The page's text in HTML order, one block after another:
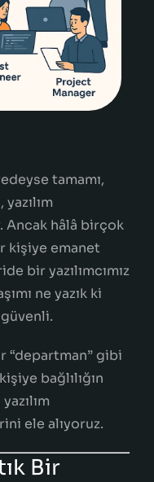
tamamı,
Ancak hâlâ birçok
kişiye emanet
bir yazılımcımız
ne yazık ki
“departman” gibi
bağlılığın
ele alıyoruz.
Bir